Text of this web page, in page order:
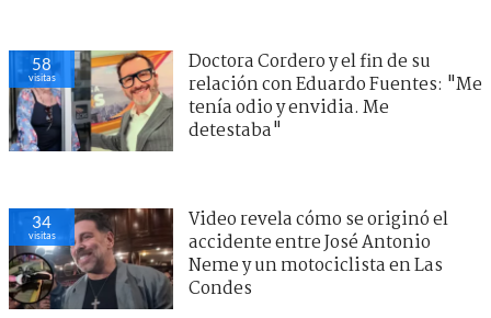
58
visitas
Doctora Cordero y el fin de su
relación con Eduardo Fuentes: "Me
tenía odio y envidia. Me
detestaba"
34
visitas
Video revela cómo se originó el
accidente entre José Antonio
Neme y un motociclista en Las
Condes